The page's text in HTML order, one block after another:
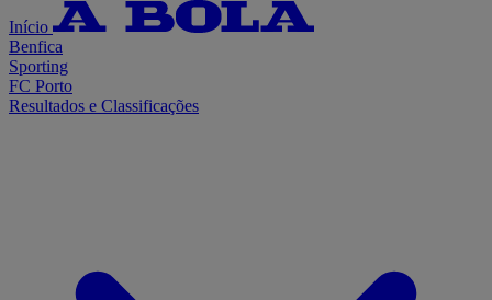
Início
Benfica
Sporting
FC Porto
Resultados e Classificações